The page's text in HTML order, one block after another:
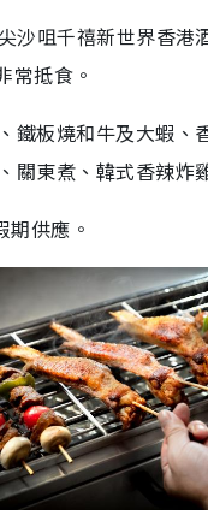
沙咀千禧新世界香
常抵食。
鐵板燒和牛及大蝦
關東煮、韓式香辣炸
供應。